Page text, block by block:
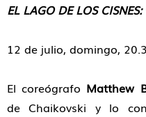
EL LAGO DE LOS
12 de julio, domingo,
El coreógrafo Matthew
de Chaikovski y lo